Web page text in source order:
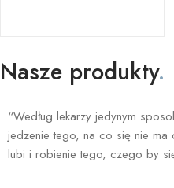
Nasze produkty.
“Według lekarzy jedynym
jedzenie tego, na co się nie
lubi i robienie tego, czego by